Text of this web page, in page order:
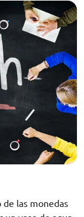
de las monedas